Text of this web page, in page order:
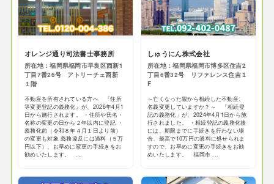
オレンジ通り司法書士事務所
所在地：福岡県福岡市早良区西新1
丁目7番26号 アトリーチェ西新
１階
不動産を所有されている方へ 『住所
等変更登記の義務化』が、2026年4月1
日から施行されます。 ・住所や氏名・
名称の変更の日から２年以内に登記 ・
義務化前（令和８年４月１日より前）
の変更も対象 義務違反には過料（５万
円以下）、お早めに変更の手続きをお
勧めいたします。 ...
しゅうにん株式会社
所在地：福岡県福岡市博多区住吉2
丁目6番32号 リファレンス住吉１
F
～亡くなった親から相続した不動産、
名義変更していますか？～ 「相続登
記の義務化」が、2024年4月1日から施
行されました。 ・相続登記の義務化後
には、期限までに手続きを行わない場
合、最高で10万円の過料に処せられま
すので、お早めに変更の手続きをお勧
めいたします。 福岡市 ...